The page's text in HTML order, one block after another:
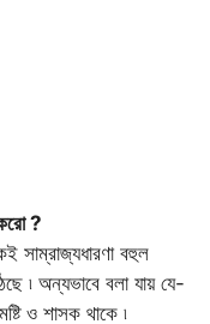
?
সাম্রাজ্যধারণা বহুল
৷ অন্যভাবে বলা যায় যে-
ও শাসক থাকে ৷